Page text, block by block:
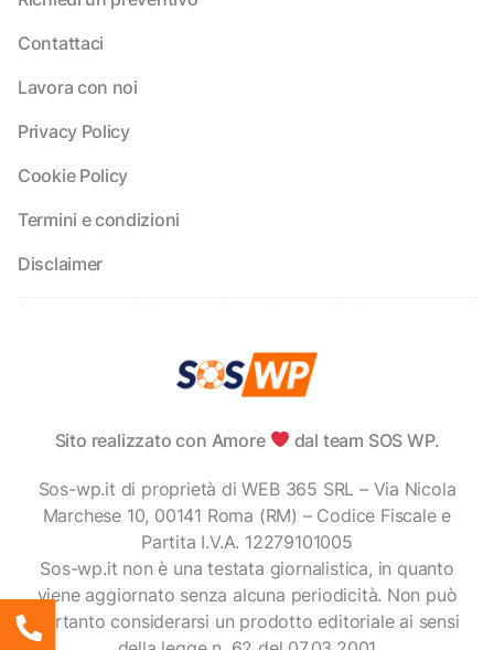
Contattaci
Lavora con noi
Privacy Policy
Cookie Policy
Termini e condizioni
Disclaimer
Sito realizzato con Amore dal team SOS WP.
Sos-wp.it di proprietà di WEB 365 SRL – Via Nicola
Marchese 10, 00141 Roma (RM) – Codice Fiscale e
Partita I.V.A. 12279101005
Sos-wp.it non è una testata giornalistica, in quanto
viene aggiornato senza alcuna periodicità. Non può
pertanto considerarsi un prodotto editoriale ai sensi